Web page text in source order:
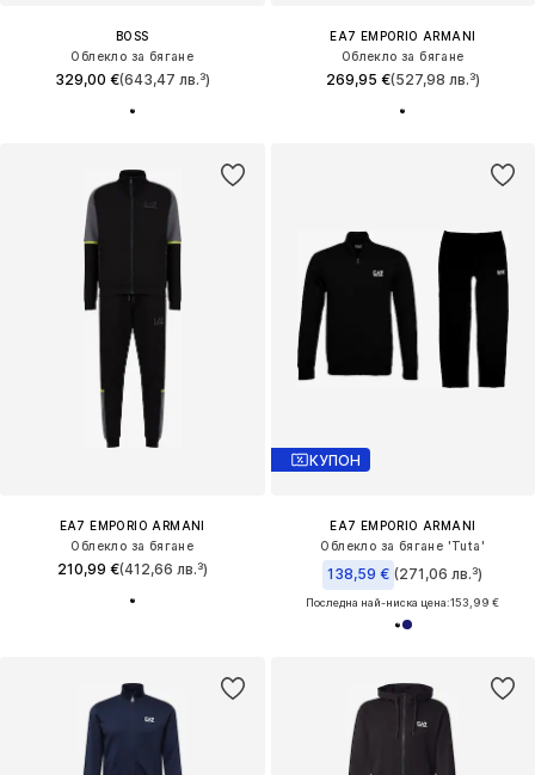
BOSS
Облекло за бягане
329,00 €(643,47 лв.³)
EA7 EMPORIO ARMANI
Облекло за бягане
269,95 €(527,98 лв.³)
EA7 EMPORIO ARMANI
Облекло за бягане
210,99 €(412,66 лв.³)
КУПОН
EA7 EMPORIO ARMANI
Облекло за бягане 'Tuta'
138,59 € (271,06 лв.³)
Последна най-ниска цена:153,99 €